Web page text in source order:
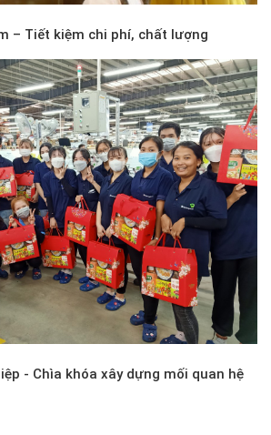
– Tiết kiệm chi phí, chất lượng
- Chìa khóa xây dựng mối quan hệ